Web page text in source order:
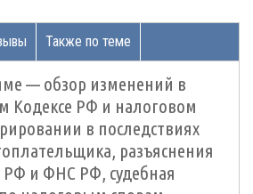
Также по теме
— обзор изменений в
Кодексе РФ и налоговом
в последствиях
разъяснения
и ФНС РФ, судебная